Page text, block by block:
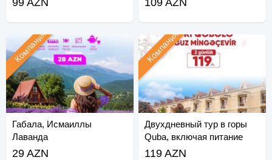
Габала, Исмаиллы
Лаванда
Компания
29 AZN
Двухдневный тур в горы
Quba, включая питание
Компания
119 AZN